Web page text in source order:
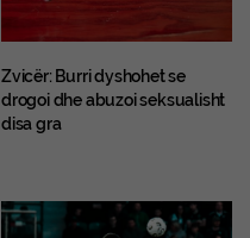
Zvicër: Burri dyshohet se
drogoi dhe abuzoi seksualisht
disa gra